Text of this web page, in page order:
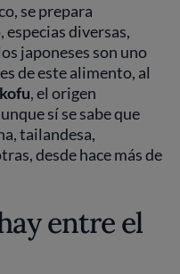
se prepara
diversas,
japoneses son uno
de este alimento, al
kofu, el origen
sí se sabe que
tailandesa,
desde hace más de
entre el